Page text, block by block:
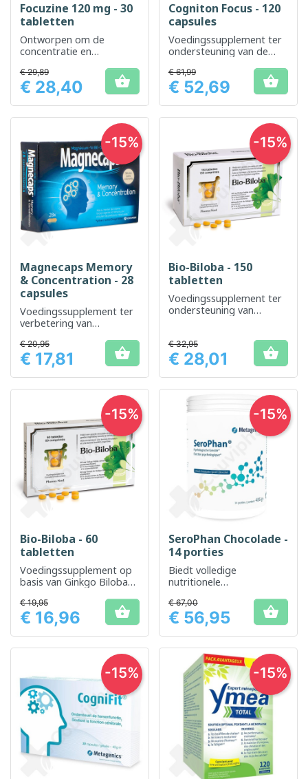
Focuzine 120 mg - 30
tabletten
Ontworpen om de
concentratie en
verbeteren
Prijs
€ 29,89
€ 28,40 
Cogniton Focus - 120
capsules
Voedingssupplement ter
ondersteuning van de
geheugen
Prijs
€ 61,99
€ 52,69 
Magnecaps Memory
& Concentration - 28
capsules
Voedingssupplement ter
verbetering van
Prijs
€ 20,95
€ 17,81 
-15%
Bio-Biloba - 150
tabletten
Voedingssupplement ter
ondersteuning van
Prijs
€ 32,95
€ 28,01 
-15%
Bio-Biloba - 60
tabletten
Voedingssupplement op
basis van Ginkgo Biloba
een goede cognitieve
functie.
Prijs
€ 19,95
€ 16,96 
-15%
SeroPhan Chocolade -
14 porties
Biedt volledige
nutritionele
verhoogde
energiebehoeften
Prijs
€ 67,00
€ 56,95 
-15%
-15% -15%